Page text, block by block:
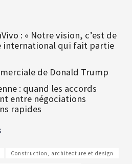
: « Notre vision, c’est de
international qui fait partie
de Donald Trump
: quand les accords
entre négociations
rapides
Construction, architecture et design